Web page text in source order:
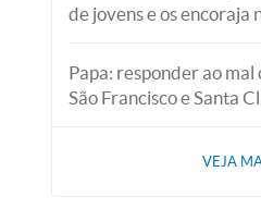
de jovens e os encoraja
Papa: responder ao mal
São Francisco e Santa
VEJA